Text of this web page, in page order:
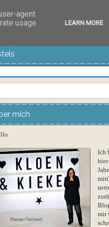
mich
Ich
hier
mir
agent
usage
LEARN MORE